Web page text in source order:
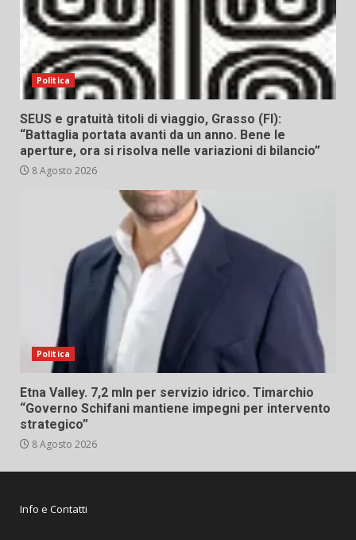
Politica
SEUS e gratuità titoli di viaggio, Grasso (FI):
“Battaglia portata avanti da un anno. Bene le
aperture, ora si risolva nelle variazioni di bilancio”
8 Agosto 2026
Politica
Etna Valley. 7,2 mln per servizio idrico. Timarchio
“Governo Schifani mantiene impegni per intervento
strategico”
8 Agosto 2026
Info e Contatti